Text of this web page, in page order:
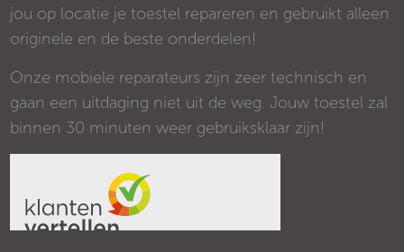
jou op locatie je toestel repareren en gebruikt alleen
originele en de beste onderdelen!
Onze mobiele reparateurs zijn zeer technisch en
gaan een uitdaging niet uit de weg. Jouw toestel zal
binnen 30 minuten weer gebruiksklaar zijn!